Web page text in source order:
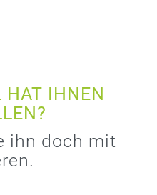
HAT IHNEN
ihn doch mit